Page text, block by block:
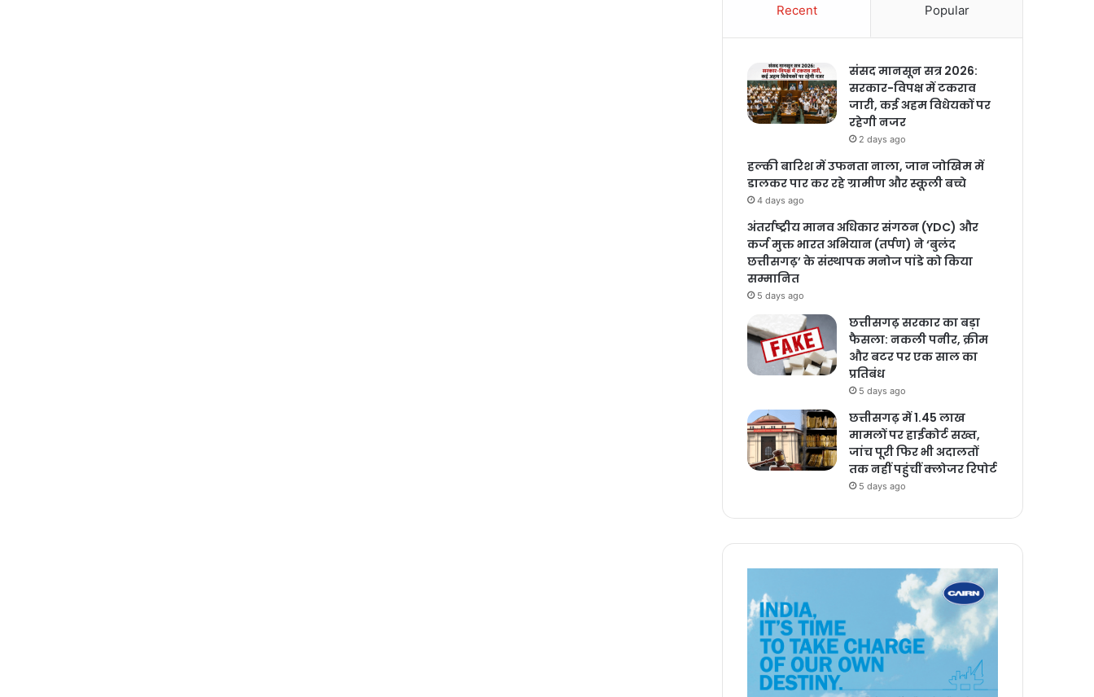
Recent Popular
संसद मानसून सत्र 2026:
सरकार-विपक्ष में टकराव
जारी, कई अहम विधेयकों पर
रहेगी नजर
2 days ago
हल्की बारिश में उफनता नाला, जान जोखिम में
डालकर पार कर रहे ग्रामीण और स्कूली बच्चे
4 days ago
अंतर्राष्ट्रीय मानव अधिकार संगठन (YDC) और
कर्ज मुक्त भारत अभियान (तर्पण) ने ‘बुलंद
छत्तीसगढ़’ के संस्थापक मनोज पांडे को किया
सम्मानित
5 days ago
छत्तीसगढ़ सरकार का बड़ा
फैसला: नकली पनीर, क्रीम
और बटर पर एक साल का
प्रतिबंध
5 days ago
छत्तीसगढ़ में 1.45 लाख
मामलों पर हाईकोर्ट सख्त,
जांच पूरी फिर भी अदालतों
तक नहीं पहुंचीं क्लोजर रिपोर्ट
5 days ago